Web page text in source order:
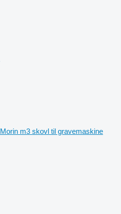
Morin m3 skovl til gravemaskine